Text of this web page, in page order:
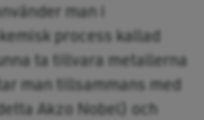
man i
process kallad
ta tillvara metallerna
man tillsammans med
Akzo Nobel) och